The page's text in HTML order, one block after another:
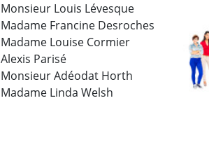
Monsieur Louis Lévesque
Madame Francine Desroches
Madame Louise Cormier
Alexis Parisé
Monsieur Adéodat Horth
Madame Linda Welsh